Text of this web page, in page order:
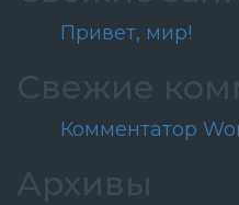
Привет, мир!
Свежие
Комментатор
Архивы